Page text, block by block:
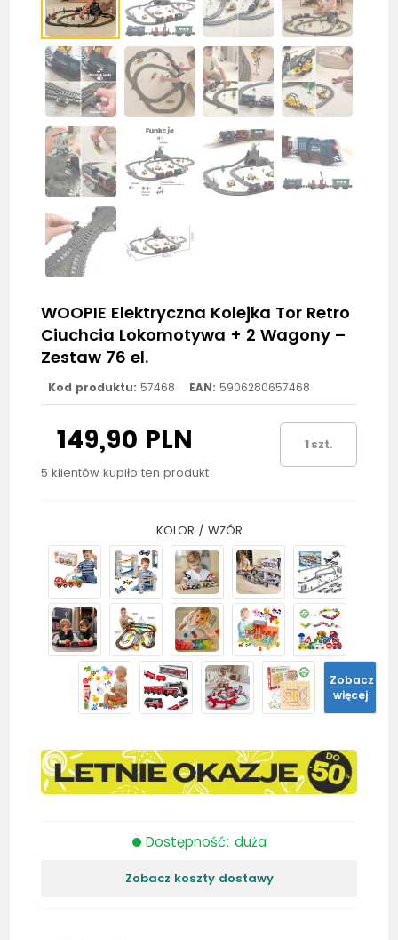
WOOPIE Elektryczna Kolejka Tor Retro
Ciuchcia Lokomotywa + 2 Wagony –
Zestaw 76 el.
Kod produktu: 57468 EAN: 5906280657468
149,90 PLN
5 klientów kupiło ten produkt
szt.
KOLOR / WZÓR
Zobacz
więcej
Dostępność: duża
Zobacz koszty dostawy